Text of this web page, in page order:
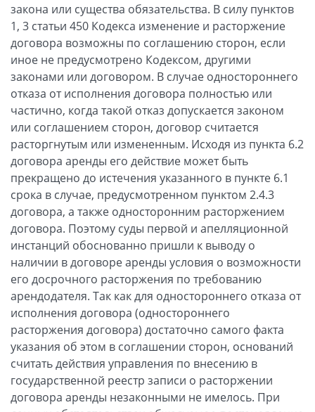
закона или существа обязательства. В силу пунктов
1, 3 статьи 450 Кодекса изменение и расторжение
договора возможны по соглашению сторон, если
иное не предусмотрено Кодексом, другими
законами или договором. В случае одностороннего
отказа от исполнения договора полностью или
частично, когда такой отказ допускается законом
или соглашением сторон, договор считается
расторгнутым или измененным. Исходя из пункта 6.2
договора аренды его действие может быть
прекращено до истечения указанного в пункте 6.1
срока в случае, предусмотренном пунктом 2.4.3
договора, а также односторонним расторжением
договора. Поэтому суды первой и апелляционной
инстанций обоснованно пришли к выводу о
наличии в договоре аренды условия о возможности
его досрочного расторжения по требованию
арендодателя. Так как для одностороннего отказа от
исполнения договора (одностороннего
расторжения договора) достаточно самого факта
указания об этом в соглашении сторон, оснований
считать действия управления по внесению в
государственной реестр записи о расторжении
договора аренды незаконными не имелось. При